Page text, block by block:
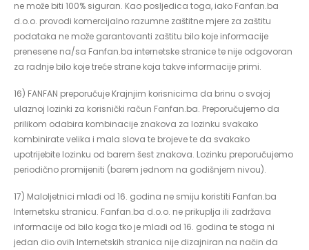
ne može biti 100% siguran. Kao posljedica toga, iako Fanfan.ba
d.o.o. provodi komercijalno razumne zaštitne mjere za zaštitu
podataka ne može garantovanti zaštitu bilo koje informacije
prenesene na/sa Fanfan.ba internetske stranice te nije odgovoran
za radnje bilo koje treće strane koja takve informacije primi.
16) FANFAN preporučuje Krajnjim korisnicima da brinu o svojoj
ulaznoj lozinki za korisnički račun Fanfan.ba. Preporučujemo da
prilikom odabira kombinacije znakova za lozinku svakako
kombinirate velika i mala slova te brojeve te da svakako
upotrijebite lozinku od barem šest znakova. Lozinku preporučujemo
periodično promijeniti (barem jednom na godišnjem nivou).
17) Maloljetnici mlađi od 16. godina ne smiju koristiti Fanfan.ba
Internetsku stranicu. Fanfan.ba d.o.o. ne prikuplja ili zadržava
informacije od bilo koga tko je mlađi od 16. godina te stoga ni
jedan dio ovih Internetskih stranica nije dizajniran na način da